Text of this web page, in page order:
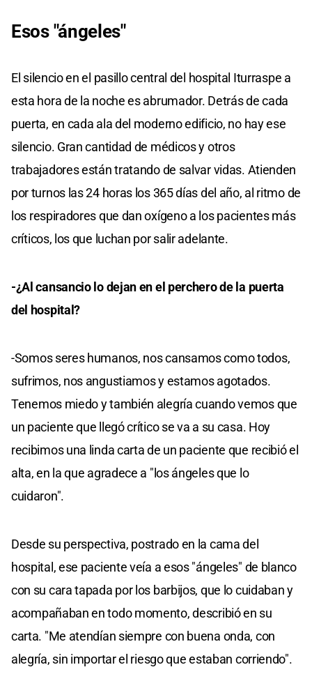
Esos "ángeles"
El silencio en el pasillo central del hospital Iturraspe a
esta hora de la noche es abrumador. Detrás de cada
puerta, en cada ala del moderno edificio, no hay ese
silencio. Gran cantidad de médicos y otros
trabajadores están tratando de salvar vidas. Atienden
por turnos las 24 horas los 365 días del año, al ritmo de
los respiradores que dan oxígeno a los pacientes más
críticos, los que luchan por salir adelante.
-¿Al cansancio lo dejan en el perchero de la puerta
del hospital?
-Somos seres humanos, nos cansamos como todos,
sufrimos, nos angustiamos y estamos agotados.
Tenemos miedo y también alegría cuando vemos que
un paciente que llegó crítico se va a su casa. Hoy
recibimos una linda carta de un paciente que recibió el
alta, en la que agradece a "los ángeles que lo
cuidaron".
Desde su perspectiva, postrado en la cama del
hospital, ese paciente veía a esos "ángeles" de blanco
con su cara tapada por los barbijos, que lo cuidaban y
acompañaban en todo momento, describió en su
carta. "Me atendían siempre con buena onda, con
alegría, sin importar el riesgo que estaban corriendo".